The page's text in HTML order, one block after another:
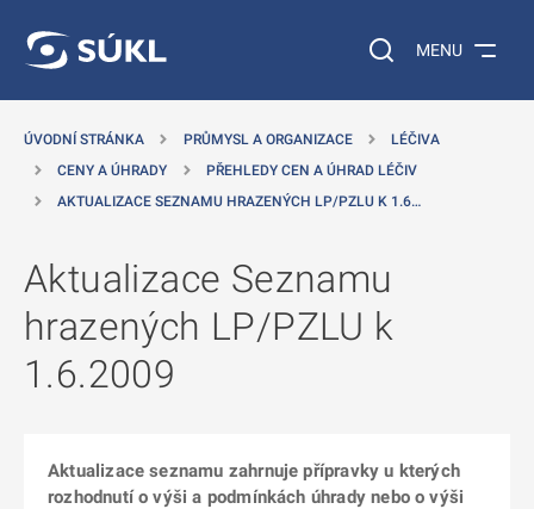
Vyhledávání na
MENU
ÚVODNÍ STRÁNKA PRŮMYSL A ORGANIZACE
LÉČIVA
CENY A ÚHRADY
PŘEHLEDY CEN A ÚHRAD LÉČIV
AKTUALIZACE SEZNAMU HRAZENÝCH LP/PZLU K 1.6…
Aktualizace Seznamu
hrazených LP/PZLU k
1.6.2009
Aktualizace seznamu zahrnuje přípravky u kterých
rozhodnutí o výši a podmínkách úhrady nebo o výši